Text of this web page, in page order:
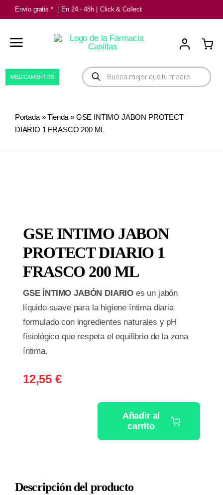
Saltar
al
contenido
Envío gratis * En 24 - 48h Click & Collect
Búsqueda
de
productos
MEDICAMENTOS
Portada»Tienda » GSE INTIMO JABON PROTECT
DIARIO 1 FRASCO 200 ML
GSE INTIMO JABON
PROTECT DIARIO 1
FRASCO 200 ML
GSE ÍNTIMO JABÓN DIARIO es un jabón
líquido suave para la higiene íntima diaria
formulado con ingredientes naturales y pH
fisiológico que respeta el equilibrio de la zona
íntima.
12,55 €
DIARIO
Añadir al
carrito
Descripción del producto